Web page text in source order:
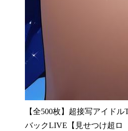
【全500枚】超接写アイドル
バックLIVE【見せつけ超ロ